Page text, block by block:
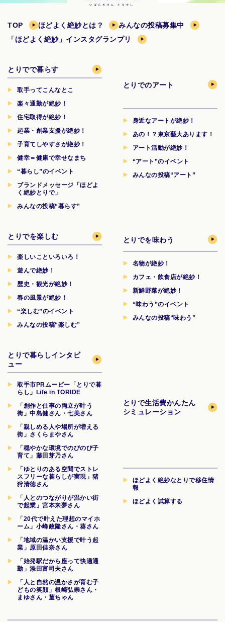
TOP ほどよく絶妙とは？
みんなの投稿募集中
「ほどよく絶妙」インスタグランプリ
とりでで暮らす
取手ってこんなとこ
楽々通勤が絶妙！
住宅取得が絶妙！
起業・創業支援が絶妙！
子育てしやすさが絶妙！
健幸＝健康で幸せなまち
“暮らし”のイベント
ブランドメッセージ「ほどよ
く絶妙とりで」
みんなの投稿“暮らす”
とりでのアート
身近なアートが絶妙！
あの！？東京藝大あります！
アート活動が絶妙！
“アート”のイベント
みんなの投稿“アート”
とりでを楽しむ
楽しいこといろいろ！
遊んで絶妙！
歴史・観光が絶妙！
春の風景が絶妙！
“楽しむ”のイベント
みんなの投稿“楽しむ”
とりでを味わう
名物が絶妙！
カフェ・飲食店が絶妙！
新鮮野菜が絶妙！
“味わう”のイベント
みんなの投稿“味わう”
とりで暮らしインタビ
ュー
取手市PRムービー「とりで暮
らし」Life in TORIDE
「創作と仕事の両立が叶う
街」中島健さん・七美さん
「親しめる人や場所が増える
街」さくらまやさん
「穏やかな環境でのびのび子
育て」藤田芽乃さん
「ゆとりのある空間でストレ
スフリーな暮らしが実現」猪
狩清徳さん
「人とのつながりが温かい街
で起業」宮本来夢さん
「20代で叶えた理想のマイホ
ーム」小峰政隆さん・葵さん
「地域の温かい支援で叶う起
業」原田佳奈さん
「始発駅だから座って快適通
勤」添田富司夫さん
「人と自然の温かさが育む子
どもの笑顔」根崎弘崇さん・
まゆさん・菫ちゃん
とりで生活費かんたん
シミュレーション
ほどよく絶妙なとりで移住情
報
ほどよく試算する